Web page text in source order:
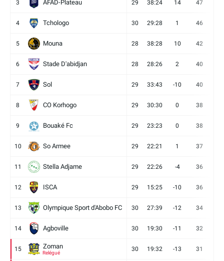
3 AFAD-Plateau 29 38:24 14 47
4 Tchologo 30 29:28 1 46
5 Mouna 28 38:28 10 42
6 Stade D'abidjan 28 28:26 2 40
7 Sol 29 33:43 -10 40
8 CO Korhogo 29 30:30 0 38
9 Bouaké Fc 29 23:23 0 38
10 So Armee 29 22:21 1 37
11 Stella Adjame 29 22:26 -4 36
12 ISCA 29 15:25 -10 36
13 Olympique Sport d'Abobo FC 30 27:39 -12 34
14 Agboville 30 19:30 -11 32
15 Zoman
Relégué
30 19:32 -13 31